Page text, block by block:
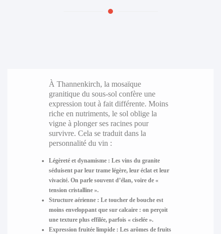
À Thannenkirch, la mosaïque
granitique du sous-sol confère une
expression tout à fait différente. Moins
riche en nutriments, le sol oblige la
vigne à plonger ses racines pour
survivre. Cela se traduit dans la
personnalité du vin :
Légèreté et dynamisme : Les vins du granite
séduisent par leur trame légère, leur éclat et leur
vivacité. On parle souvent d’élan, voire de «
tension cristalline ».
Structure aérienne : Le toucher de bouche est
moins enveloppant que sur calcaire : on perçoit
une texture plus effilée, parfois « ciselée ».
Expression fruitée limpide : Les arômes de fruits